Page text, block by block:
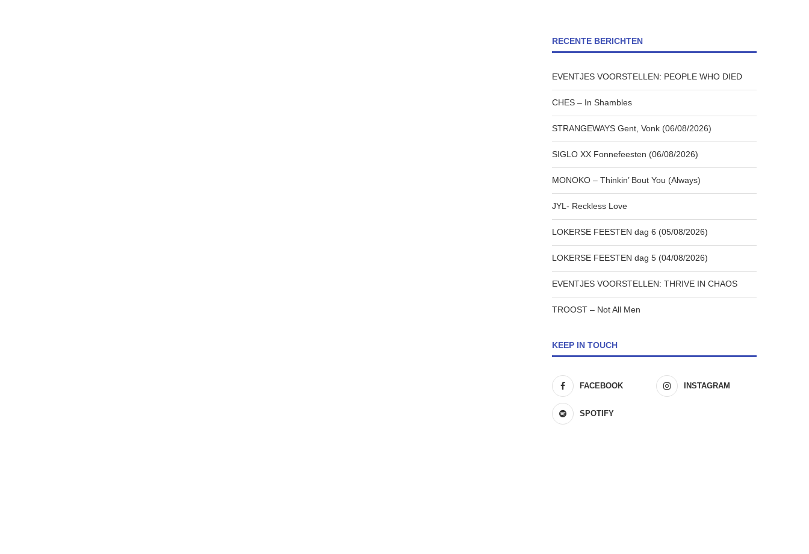
RECENTE BERICHTEN
EVENTJES VOORSTELLEN: PEOPLE WHO DIED
CHES – In Shambles
STRANGEWAYS Gent, Vonk (06/08/2026)
SIGLO XX Fonnefeesten (06/08/2026)
MONOKO – Thinkin’ Bout You (Always)
JYL- Reckless Love
LOKERSE FEESTEN dag 6 (05/08/2026)
LOKERSE FEESTEN dag 5 (04/08/2026)
EVENTJES VOORSTELLEN: THRIVE IN CHAOS
TROOST – Not All Men
KEEP IN TOUCH
FACEBOOK INSTAGRAM
SPOTIFY